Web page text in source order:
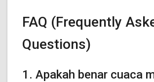
FAQ (Frequently
Questions)
1. Apakah benar cuaca